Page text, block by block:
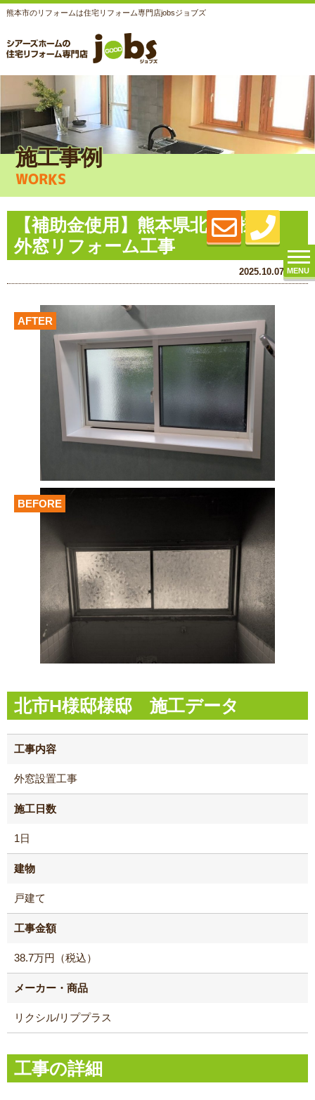
熊本市のリフォームは住宅リフォーム専門店jobsジョブズ
MENU
施工事例
WORKS
【補助金使用】熊本県北市H様邸
外窓リフォーム工事
2025.10.07 (Tue)
AFTER
BEFORE
北市H様邸様邸 施工データ
工事内容
外窓設置工事
施工日数
1日
建物
戸建て
工事金額
38.7万円（税込）
メーカー・商品
リクシル/リププラス
工事の詳細